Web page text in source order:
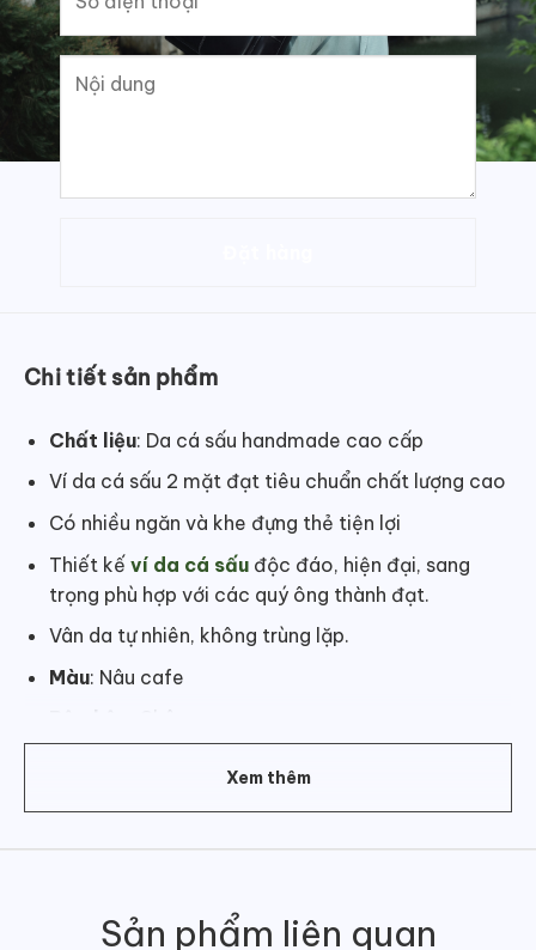
Chi tiết sản phẩm
Chất liệu: Da cá sấu handmade cao cấp
Ví da cá sấu 2 mặt đạt tiêu chuẩn chất lượng cao
Có nhiều ngăn và khe đựng thẻ tiện lợi
Thiết kế ví da cá sấuđộc đáo, hiện đại, sang
trọng phù hợp với các quý ông thành đạt.
Vân da tự nhiên, không trùng lặp.
Màu: Nâu cafe
Xem thêm
Sản phẩm liên quan